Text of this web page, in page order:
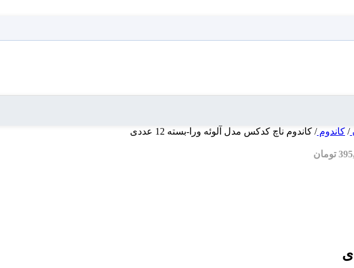
/ کاندوم/ کاندوم ناچ کدکس مدل آلوئه ورا-بسته 12 عددی
تومان